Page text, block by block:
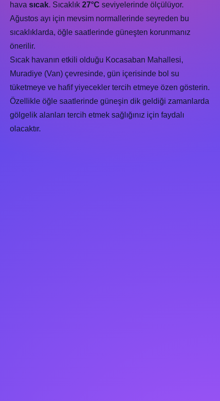
hava sıcak. Sıcaklık 27°C seviyelerinde ölçülüyor.
Ağustos ayı için mevsim normallerinde seyreden bu
sıcaklıklarda, öğle saatlerinde güneşten korunmanız
önerilir.
Sıcak havanın etkili olduğu Kocasaban Mahallesi,
Muradiye (Van) çevresinde, gün içerisinde bol su
tüketmeye ve hafif yiyecekler tercih etmeye özen gösterin.
Özellikle öğle saatlerinde güneşin dik geldiği zamanlarda
gölgelik alanları tercih etmek sağlığınız için faydalı
olacaktır.